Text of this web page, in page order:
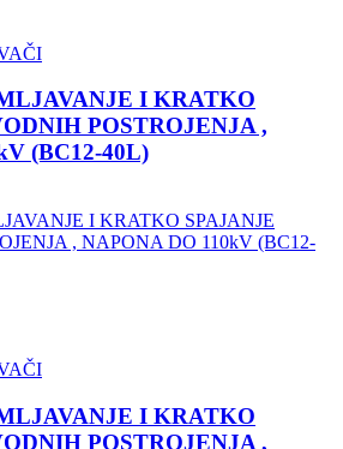
I KRATKO
POSTROJENJA ,
(BC12-40L)
I KRATKO
POSTROJENJA ,